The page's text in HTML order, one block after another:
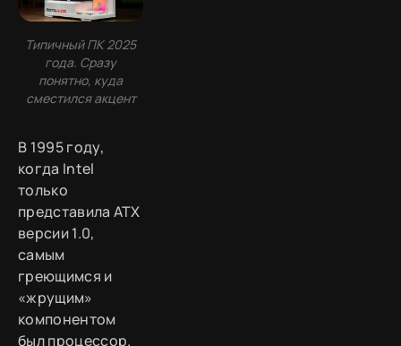
Типичный ПК 2025
года. Сразу
понятно, куда
сместился акцент
В 1995 году,
когда Intel
только
представила ATX
версии 1.0,
самым
греющимся и
«жрущим»
компонентом
был процессор.